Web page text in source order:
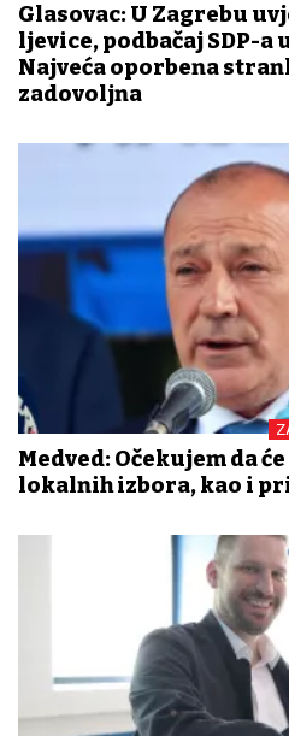
Glasovac: U Zagrebu
ljevice, podbačaj SDP-a
Najveća oporbena
zadovoljna
Medved: Očekujem da
lokalnih izbora, kao i